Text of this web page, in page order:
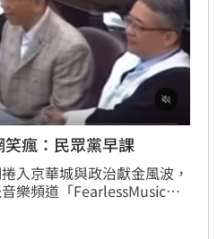
瘋：民眾黨早課
入京華城與政治獻金風波，
樂頻道「FearlessMusic」
哲的容積率、公司金流、選